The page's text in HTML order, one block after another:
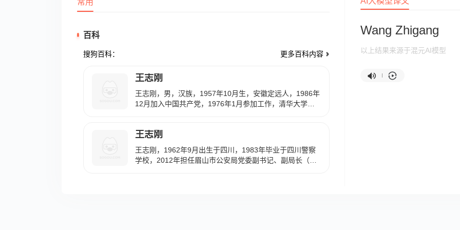
常用
百科
搜狗百科： 更多百科内容
王志刚
王志刚，男，汉族，1957年10月生，安徽定远人，1986年
12月加入中国共产党，1976年1月参加工作，清华大学经
任第十四届全国政协常委、教科卫体委员会副主任。
王志刚
王志刚，1962年9月出生于四川，1983年毕业于四川警察
学校，2012年担任眉山市公安局党委副书记、副局长（正
Wang Zhigang
以上结果来源于混元AI模型